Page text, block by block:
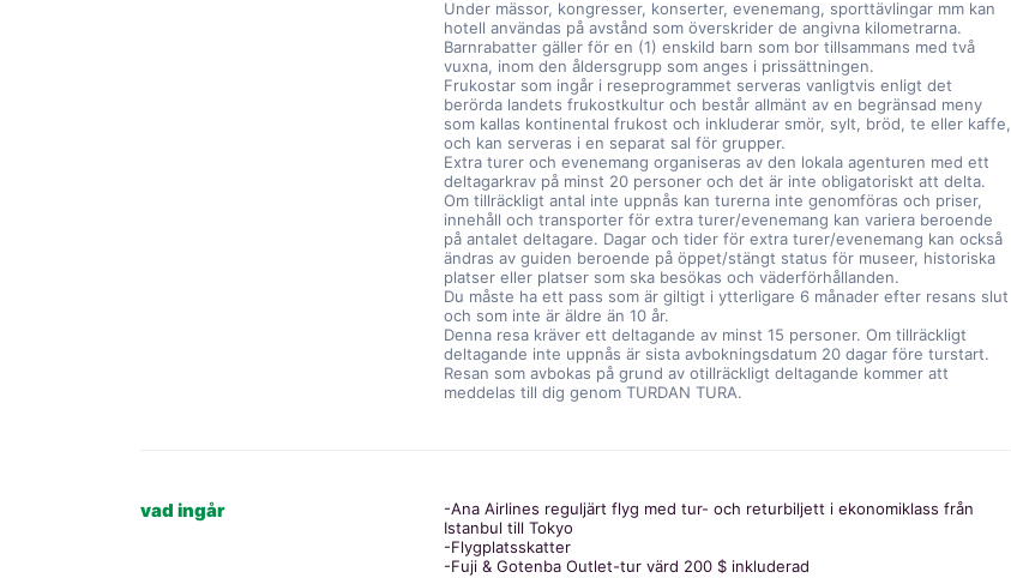
Under mässor, kongresser, konserter, evenemang, sporttävlingar mm kan
hotell användas på avstånd som överskrider de angivna kilometrarna.
Barnrabatter gäller för en (1) enskild barn som bor tillsammans med två
vuxna, inom den åldersgrupp som anges i prissättningen.
Frukostar som ingår i reseprogrammet serveras vanligtvis enligt det
berörda landets frukostkultur och består allmänt av en begränsad meny
som kallas kontinental frukost och inkluderar smör, sylt, bröd, te eller kaffe,
och kan serveras i en separat sal för grupper.
Extra turer och evenemang organiseras av den lokala agenturen med ett
deltagarkrav på minst 20 personer och det är inte obligatoriskt att delta.
Om tillräckligt antal inte uppnås kan turerna inte genomföras och priser,
innehåll och transporter för extra turer/evenemang kan variera beroende
på antalet deltagare. Dagar och tider för extra turer/evenemang kan också
ändras av guiden beroende på öppet/stängt status för museer, historiska
platser eller platser som ska besökas och väderförhållanden.
Du måste ha ett pass som är giltigt i ytterligare 6 månader efter resans slut
och som inte är äldre än 10 år.
Denna resa kräver ett deltagande av minst 15 personer. Om tillräckligt
deltagande inte uppnås är sista avbokningsdatum 20 dagar före turstart.
Resan som avbokas på grund av otillräckligt deltagande kommer att
meddelas till dig genom TURDAN TURA.
vad ingår
-Ana Airlines reguljärt flyg med tur- och returbiljett i ekonomiklass från
Istanbul till Tokyo
-Flygplatsskatter
-Fuji & Gotenba Outlet-tur värd 200 $ inkluderad